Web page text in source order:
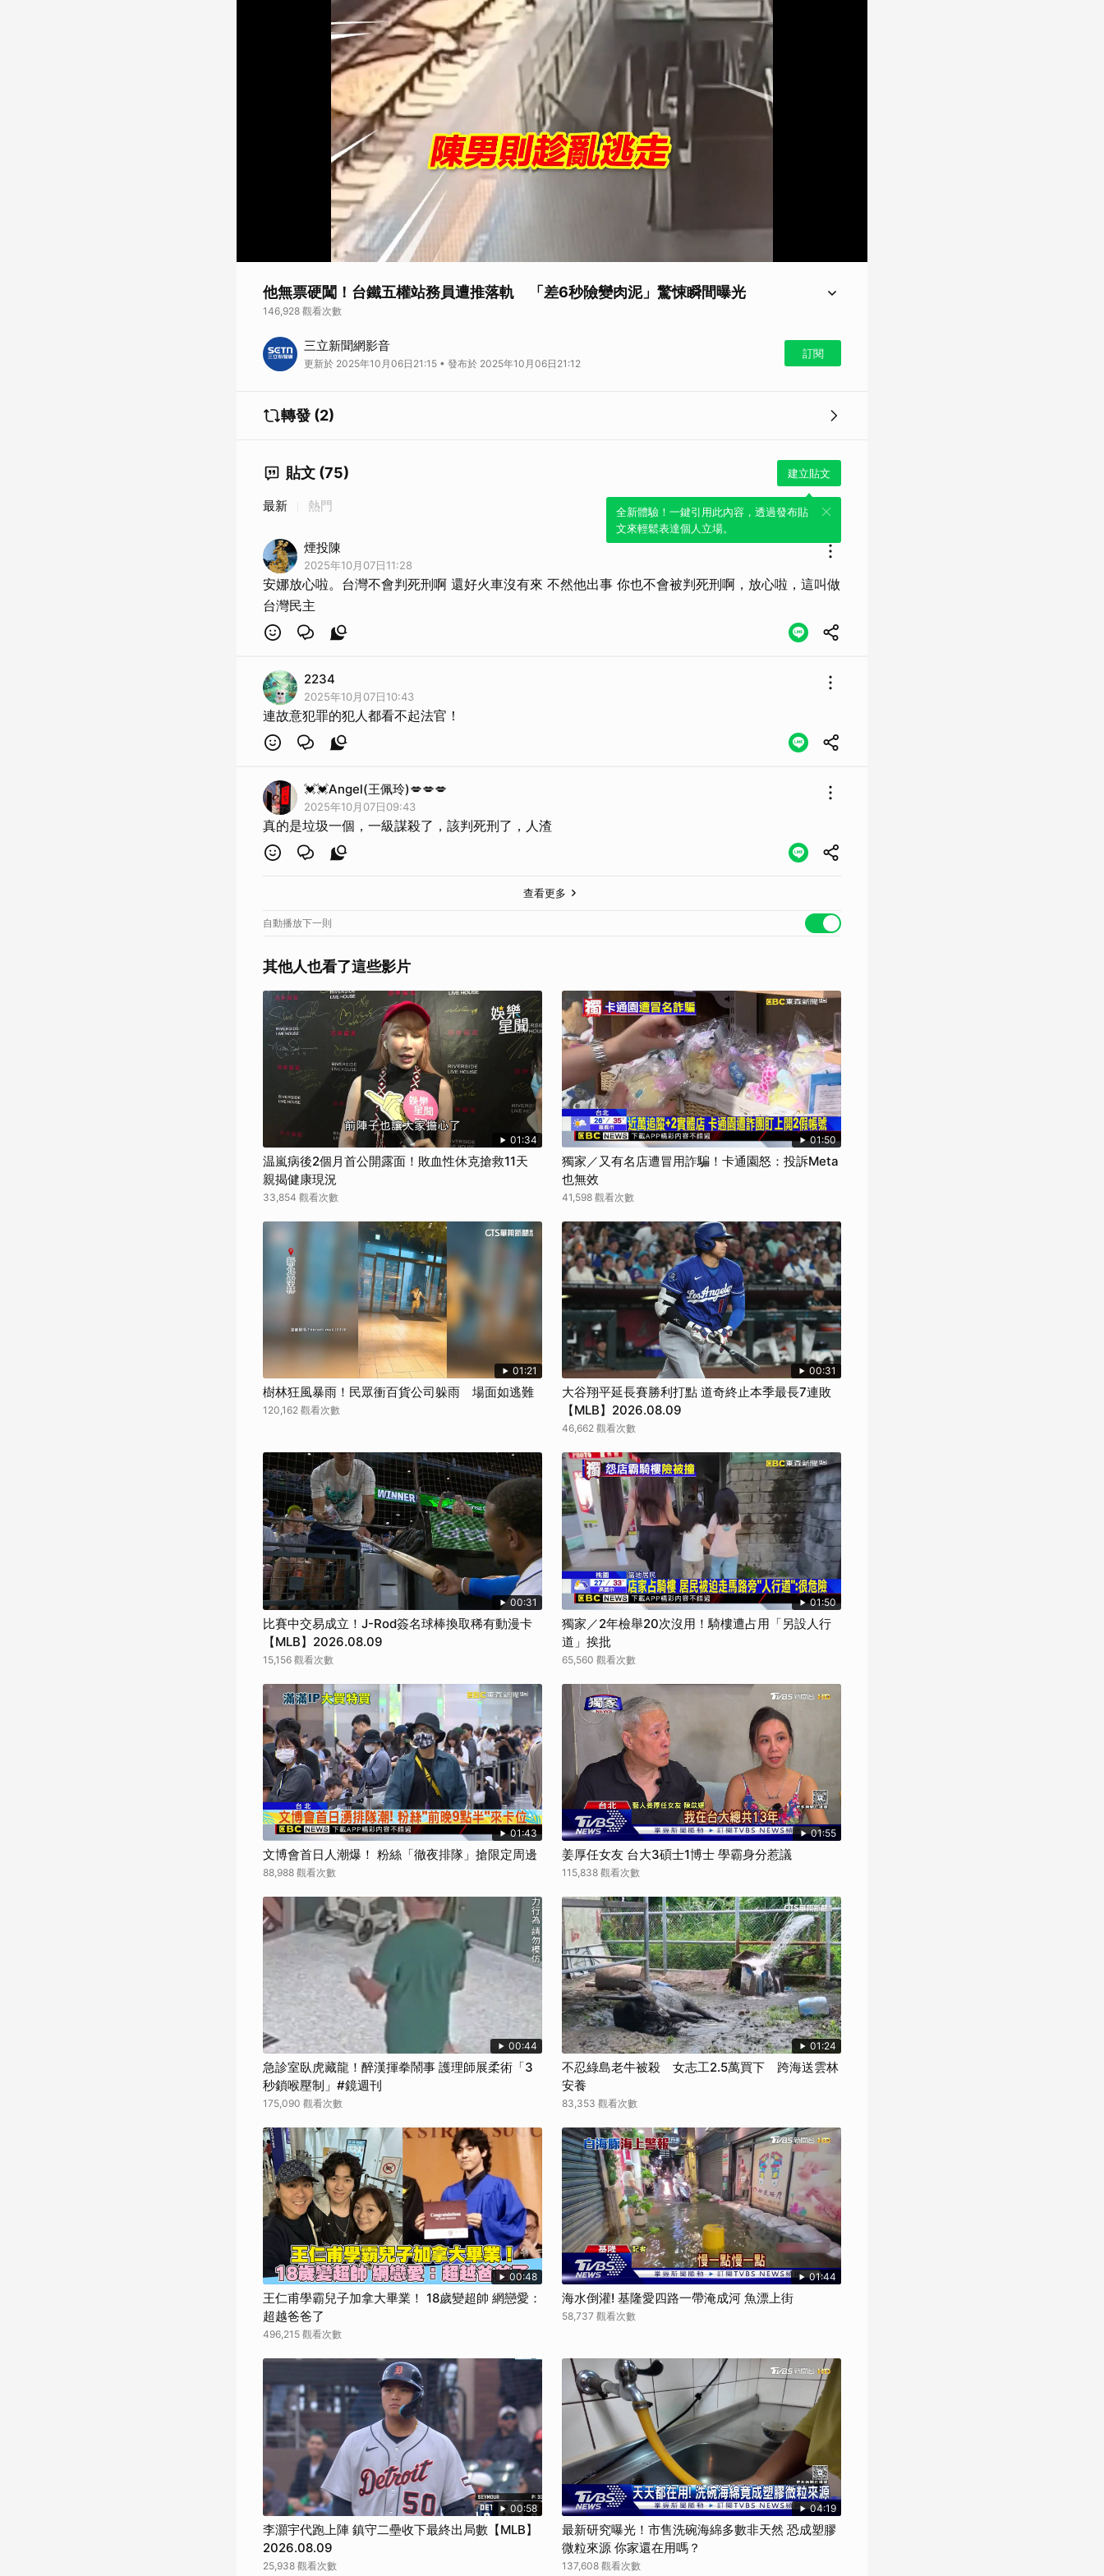
他無票硬闖！台鐵五權站務員遭推落軌 「差6秒險變肉泥」驚悚瞬間曝光
146,928 觀看次數
台鐵五權車站6日下午發生一名站務員遭陌生男子推落軌道，只因男子因未購票進站遭攔查，竟惱羞成怒，出手將站務員猛
推下軌道，惡劣行徑全被監視器拍下。當時距離下一班列車進站只剩下6秒，站務員所幸即時爬上月台逃過一劫。
三立新聞網影音
更新於 2025年10月06日21:15 • 發布於 2025年10月06日21:12
訂閱
轉發 (2)
貼文 (75) 建立貼文
全新體驗！一鍵引用此內容，透過發布貼
文來輕鬆表達個人立場。
最新 熱門
煙投陳
2025年10月07日11:28
安娜放心啦。台灣不會判死刑啊 還好火車沒有來 不然他出事 你也不會被判死刑啊，放心啦，這叫做
台灣民主
2234
2025年10月07日10:43
連故意犯罪的犯人都看不起法官！
💓💓Angel(王佩玲)💋💋💋
2025年10月07日09:43
真的是垃圾一個，一級謀殺了，該判死刑了，人渣
查看更多
自動播放下一則
其他人也看了這些影片
01:34
温嵐病後2個月首公開露面！敗血性休克搶救11天
親揭健康現況
33,854 觀看次數
01:50
獨家／又有名店遭冒用詐騙！卡通園怒：投訴Meta
也無效
41,598 觀看次數
01:21
樹林狂風暴雨！民眾衝百貨公司躲雨 場面如逃難
120,162 觀看次數
00:31
大谷翔平延長賽勝利打點 道奇終止本季最長7連敗
【MLB】2026.08.09
46,662 觀看次數
00:31
比賽中交易成立！J-Rod簽名球棒換取稀有動漫卡
【MLB】2026.08.09
15,156 觀看次數
01:50
獨家／2年檢舉20次沒用！騎樓遭占用「另設人行
道」挨批
65,560 觀看次數
01:43
文博會首日人潮爆！ 粉絲「徹夜排隊」搶限定周邊
88,988 觀看次數
01:55
姜厚任女友 台大3碩士1博士 學霸身分惹議
115,838 觀看次數
00:44
急診室臥虎藏龍！醉漢揮拳鬧事 護理師展柔術「3
秒鎖喉壓制」#鏡週刊
175,090 觀看次數
01:24
不忍綠島老牛被殺 女志工2.5萬買下 跨海送雲林
安養
83,353 觀看次數
00:48
王仁甫學霸兒子加拿大畢業！ 18歲變超帥 網戀愛：
超越爸爸了
496,215 觀看次數
01:44
海水倒灌! 基隆愛四路一帶淹成河 魚漂上街
58,737 觀看次數
00:58
李灝宇代跑上陣 鎮守二壘收下最終出局數【MLB】
2026.08.09
25,938 觀看次數
04:19
最新研究曝光！市售洗碗海綿多數非天然 恐成塑膠
微粒來源 你家還在用嗎？
137,608 觀看次數
取消